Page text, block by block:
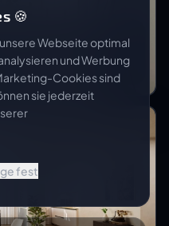
🍪
Webseite optimal
und Werbung
Cookies sind
sie jederzeit
fest